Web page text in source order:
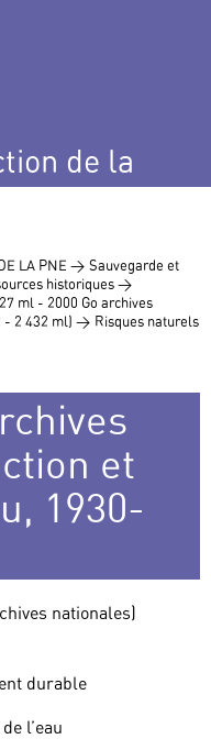
de la
DE LA PNE > Sauvegarde et
historiques >
ml - 2000 Go archives
- 2 432 ml) > Risques naturels
et
1930-
nationales)
durable
l’eau